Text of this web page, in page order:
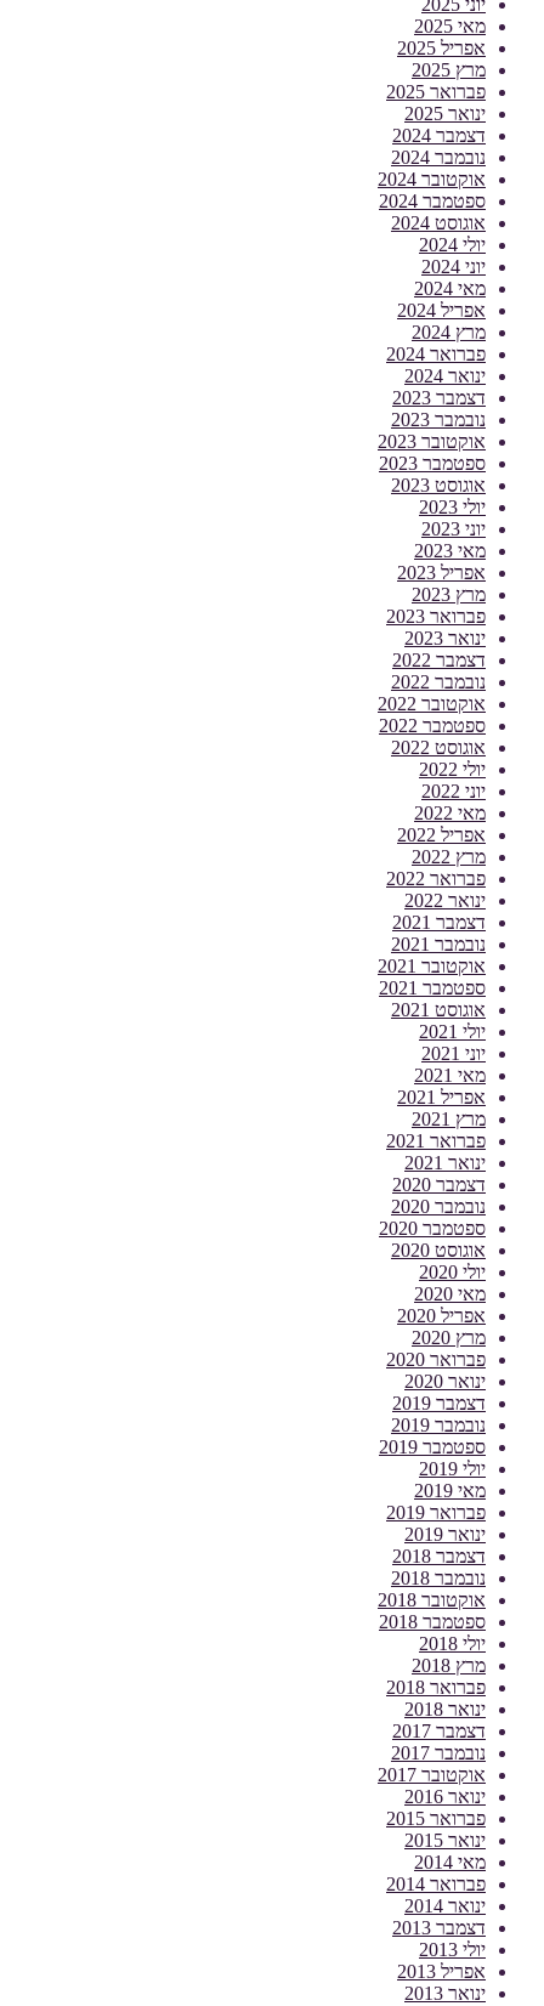
יוני 2025
מאי 2025
אפריל 2025
מרץ 2025
פברואר 2025
ינואר 2025
דצמבר 2024
נובמבר 2024
אוקטובר 2024
ספטמבר 2024
אוגוסט 2024
יולי 2024
יוני 2024
מאי 2024
אפריל 2024
מרץ 2024
פברואר 2024
ינואר 2024
דצמבר 2023
נובמבר 2023
אוקטובר 2023
ספטמבר 2023
אוגוסט 2023
יולי 2023
יוני 2023
מאי 2023
אפריל 2023
מרץ 2023
פברואר 2023
ינואר 2023
דצמבר 2022
נובמבר 2022
אוקטובר 2022
ספטמבר 2022
אוגוסט 2022
יולי 2022
יוני 2022
מאי 2022
אפריל 2022
מרץ 2022
פברואר 2022
ינואר 2022
דצמבר 2021
נובמבר 2021
אוקטובר 2021
ספטמבר 2021
אוגוסט 2021
יולי 2021
יוני 2021
מאי 2021
אפריל 2021
מרץ 2021
פברואר 2021
ינואר 2021
דצמבר 2020
נובמבר 2020
ספטמבר 2020
אוגוסט 2020
יולי 2020
מאי 2020
אפריל 2020
מרץ 2020
פברואר 2020
ינואר 2020
דצמבר 2019
נובמבר 2019
ספטמבר 2019
יולי 2019
מאי 2019
פברואר 2019
ינואר 2019
דצמבר 2018
נובמבר 2018
אוקטובר 2018
ספטמבר 2018
יולי 2018
מרץ 2018
פברואר 2018
ינואר 2018
דצמבר 2017
נובמבר 2017
אוקטובר 2017
ינואר 2016
פברואר 2015
ינואר 2015
מאי 2014
פברואר 2014
ינואר 2014
דצמבר 2013
יולי 2013
אפריל 2013
ינואר 2013